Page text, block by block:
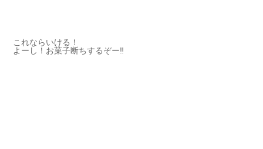
これならいける！
よーし！お菓子断ちするぞー‼︎